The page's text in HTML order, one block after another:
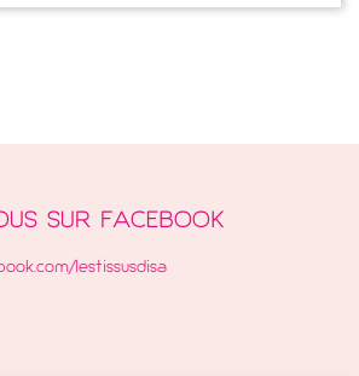
SUR FACEBOOK
lestissusdisa